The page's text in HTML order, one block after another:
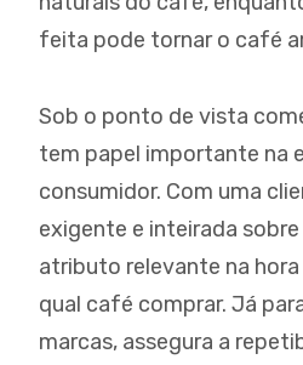
feita pode tornar o café
Sob o ponto de vista
tem papel importante na
consumidor. Com uma
exigente e inteirada
atributo relevante na
qual café comprar. Já
marcas, assegura a